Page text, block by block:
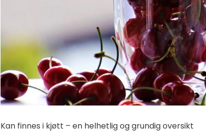
Kan finnes i kjøtt – en helhetlig og grundig oversikt